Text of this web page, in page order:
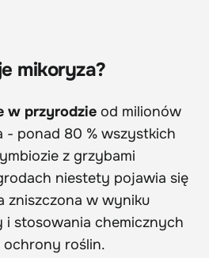
mikoryza?
w przyrodzie od milionów
- ponad 80 % wszystkich
z grzybami
niestety pojawia się
zniszczona w wyniku
stosowania chemicznych
roślin.